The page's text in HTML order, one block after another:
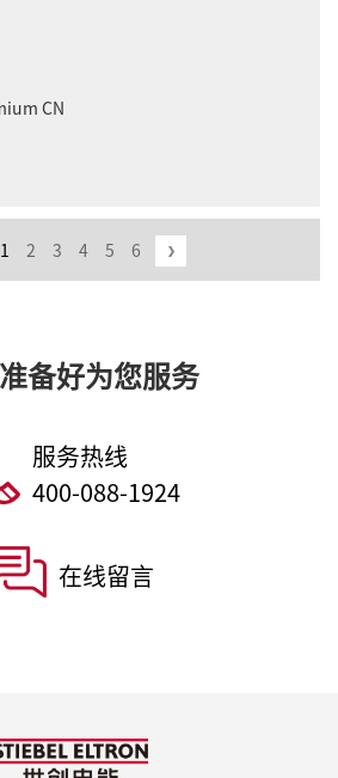
CN
1 2 3 4 5 6
备好为您服务
服务热线
400-088-1924
在线留言